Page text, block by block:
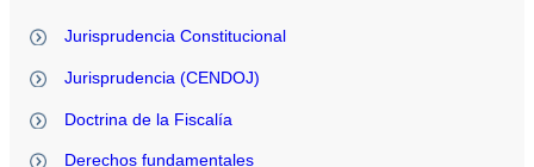
Jurisprudencia Constitucional
Jurisprudencia (CENDOJ)
Doctrina de la Fiscalía
Derechos fundamentales